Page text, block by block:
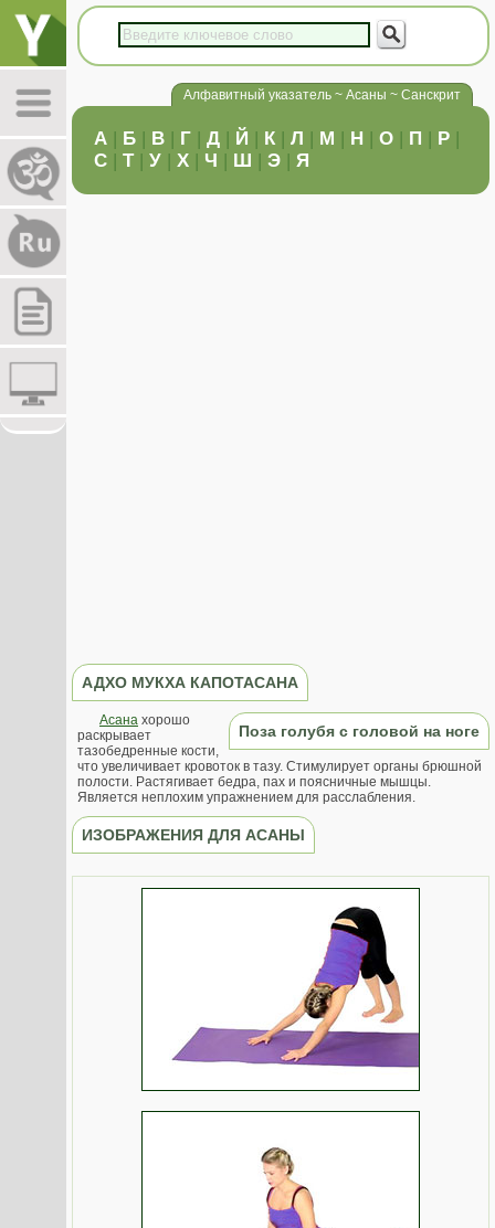
Алфавитный указатель ~ Асаны ~ Санскрит
А | Б | В | Г | Д | Й | К | Л | М | Н | О | П | Р |
С | Т| У | Х | Ч | Ш | Э | Я
АДХО МУКХА КАПОТАСАНА
Поза голубя с головой на ноге
Асана хорошо
раскрывает
тазобедренные кости,
что увеличивает кровоток в тазу. Стимулирует органы брюшной
полости. Растягивает бедра, пах и поясничные мышцы.
Является неплохим упражнением для расслабления.
ИЗОБРАЖЕНИЯ ДЛЯ АСАНЫ